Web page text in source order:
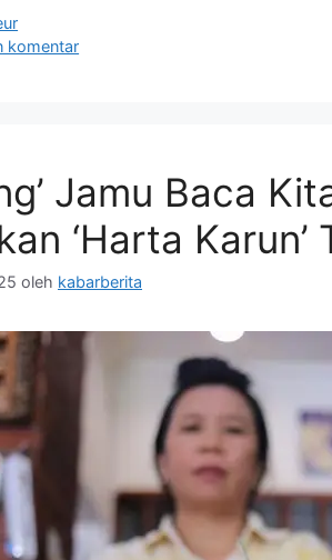
komentar
Jamu Baca
‘Harta Karun’
oleh kabarberita